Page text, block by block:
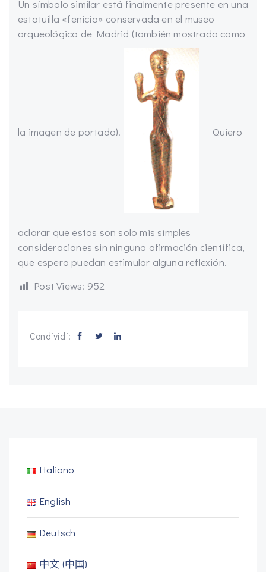
Un símbolo similar está finalmente presente en una
estatuilla «fenicia» conservada en el museo
arqueológico de Madrid (también mostrada como
la imagen de portada). Quiero
aclarar que estas son solo mis simples
consideraciones sin ninguna afirmación científica,
que espero puedan estimular alguna reflexión.
Post Views: 952
Condividi:
Italiano
English
Deutsch
中文 (中国)